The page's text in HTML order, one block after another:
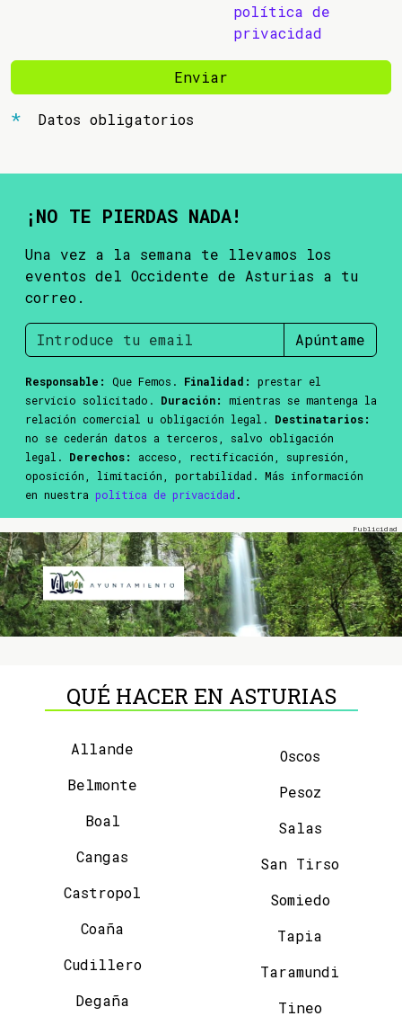
política de
privacidad
Enviar
Datos obligatorios
¡NO TE PIERDAS NADA!
Una vez a la semana te llevamos los
eventos del Occidente de Asturias a tu
correo.
Apúntame
Responsable: Que Femos. Finalidad:
prestar el
servicio solicitado. Duración:
mientras se mantenga la
relación comercial u obligación legal. Destinatarios:
no se cederán datos a terceros, salvo obligación
legal. Derechos:
acceso, rectificación, supresión,
oposición, limitación, portabilidad. Más información
en nuestra política de privacidad .
QUÉ HACER EN ASTURIAS
Allande
Belmonte
Boal
Cangas
Castropol
Coaña
Cudillero
Degaña
Oscos
Pesoz
Salas
San Tirso
Somiedo
Tapia
Taramundi
Tineo